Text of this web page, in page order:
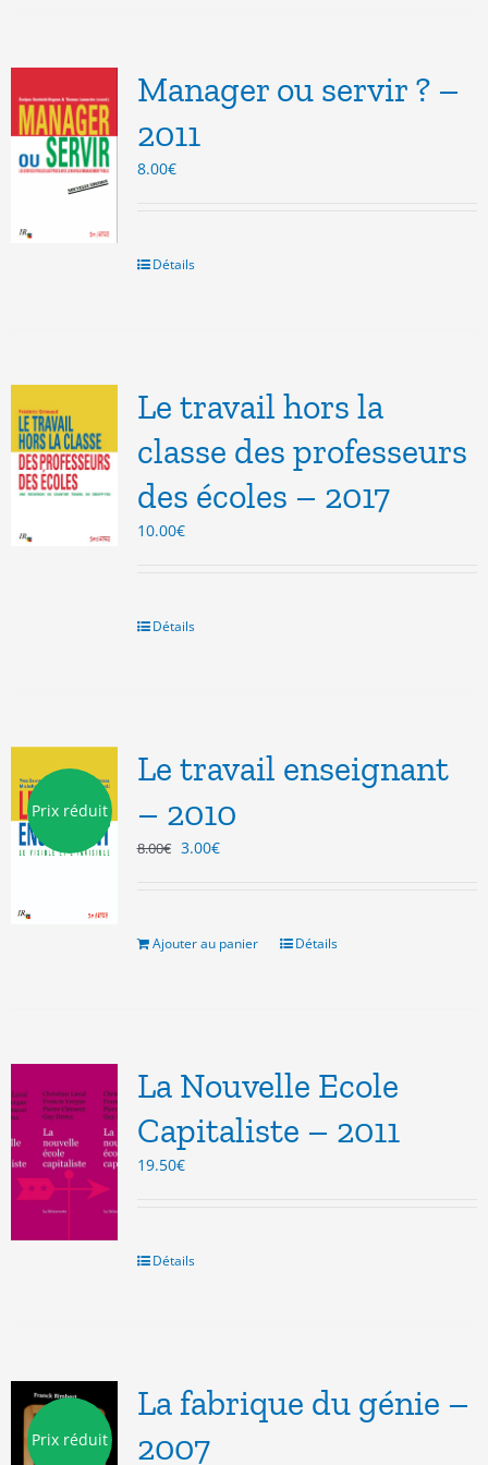
Manager ou servir ? –
2011
8.00€
Détails
Le travail hors la
classe des professeurs
des écoles – 2017
10.00€
Détails
Prix réduit
Le travail enseignant
– 2010
8.00€ Le
8.00€.
3.00€Le
3.00€.
Ajouter au panier Détails
La Nouvelle Ecole
Capitaliste – 2011
19.50€
Détails
Prix réduit
La fabrique du génie –
2007